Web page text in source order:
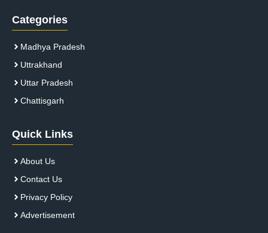
Categories
Madhya Pradesh
Uttrakhand
Uttar Pradesh
Chattisgarh
Quick Links
About Us
Contact Us
Privacy Policy
Advertisement